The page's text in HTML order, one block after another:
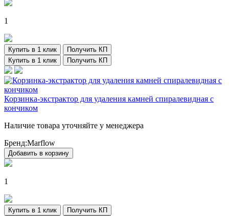
1
Купить в 1 клик
Получить КП
Купить в 1 клик
Получить КП
Корзинка-экстрактор для удаления камней спиралевидная с
кончиком
Наличие товара уточняйте у менеджера
Бренд:Marflow
Добавить в корзину
1
Купить в 1 клик
Получить КП